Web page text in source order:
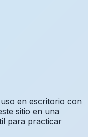
en escritorio con
sitio en una
para practicar